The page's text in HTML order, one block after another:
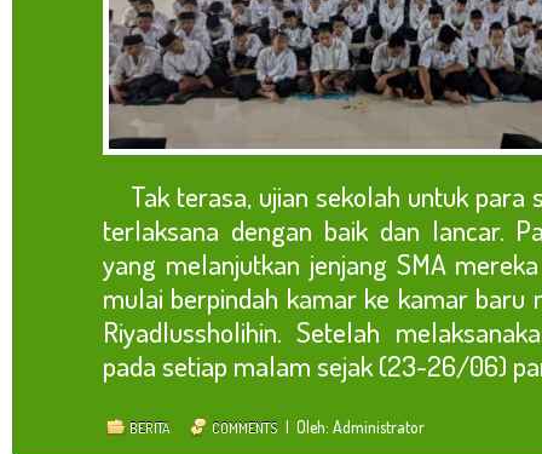
Tak terasa, ujian sekolah untuk para
terlaksana dengan baik dan lancar.
yang melanjutkan jenjang SMA
mulai berpindah kamar ke kamar baru
Riyadlussholihin. Setelah
pada setiap malam sejak (23-26/06)
BERITA COMMENTS | Oleh: Administrator